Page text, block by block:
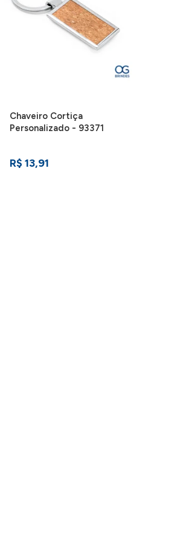
Chaveiro Cortiça
Personalizado - 93371
R$ 13,91